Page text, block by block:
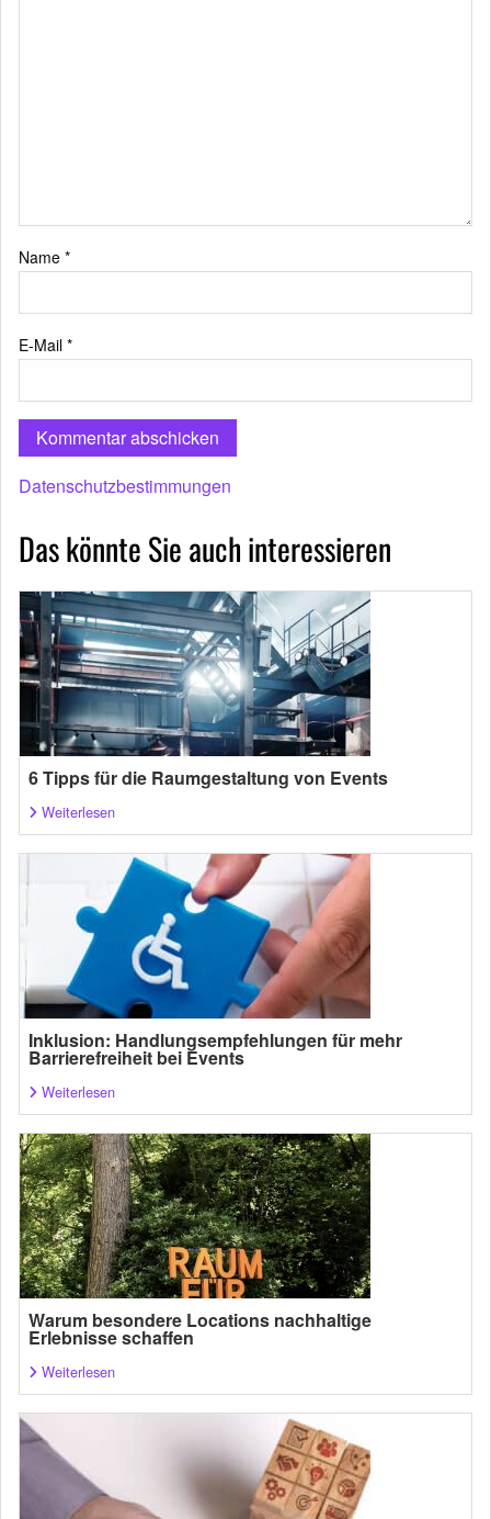
Name *
E-Mail *
Datenschutzbestimmungen
Das könnte Sie auch interessieren
6 Tipps für die Raumgestaltung von Events
Weiterlesen
Inklusion: Handlungsempfehlungen für mehr
Barrierefreiheit bei Events
Weiterlesen
Warum besondere Locations nachhaltige
Erlebnisse schaffen
Weiterlesen